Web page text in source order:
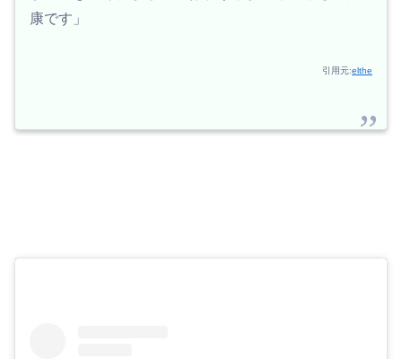
康です」
引用元:elthe